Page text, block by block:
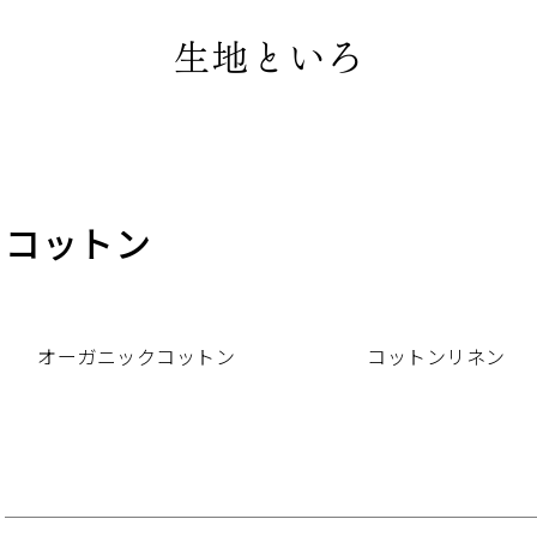
コットン
オーガニックコットン
コットンリネン